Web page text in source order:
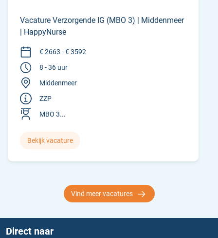
Vacature Verzorgende IG (MBO 3) | Middenmeer
| HappyNurse
€ 2663 - € 3592
8 - 36 uur
Middenmeer
ZZP
MBO 3...
Bekijk vacature
Vind meer vacatures
Direct naar